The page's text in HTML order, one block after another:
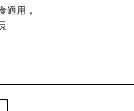
適用，